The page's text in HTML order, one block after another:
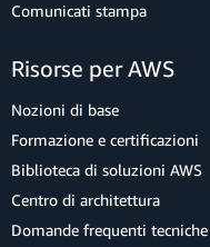
Comunicati stampa
Risorse per AWS
Nozioni di base
Formazione e certificazioni
Biblioteca di soluzioni AWS
Centro di architettura
Domande frequenti